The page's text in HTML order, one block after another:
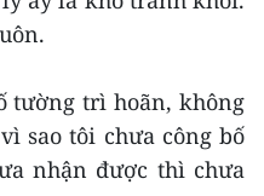
tường trì hoãn, không
sao tôi chưa công bố
nhận được thì chưa